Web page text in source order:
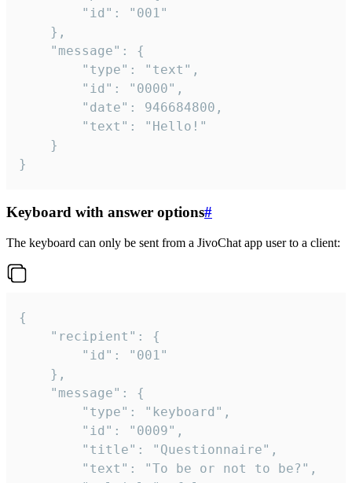
}
Keyboard with answer options#
The keyboard can only be sent from a JivoChat app user to a client:
{